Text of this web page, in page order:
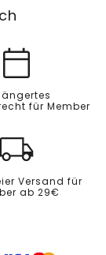
für Member
Versand für
ab 29€